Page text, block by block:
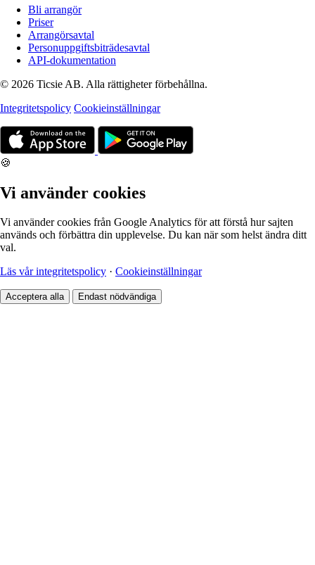
Bli arrangör
Priser
Arrangörsavtal
Personuppgiftsbiträdesavtal
API-dokumentation
© 2026 Ticsie AB. Alla rättigheter förbehållna.
Integritetspolicy Cookieinställningar
🍪
Vi använder cookies
Vi använder cookies från Google Analytics för att förstå hur sajten
används och förbättra din upplevelse. Du kan när som helst ändra ditt
val.
Läs vår integritetspolicy · Cookieinställningar
Acceptera alla Endast nödvändiga